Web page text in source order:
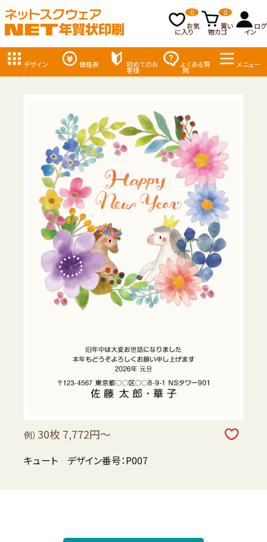
お気
に入り
0
買い
物カゴ
0
ログ
イン
デザイン 価格表 初めてのお
客様
よくある質
問
メニュー
例） 30枚 7,772円～
キュート デザイン番号：P007